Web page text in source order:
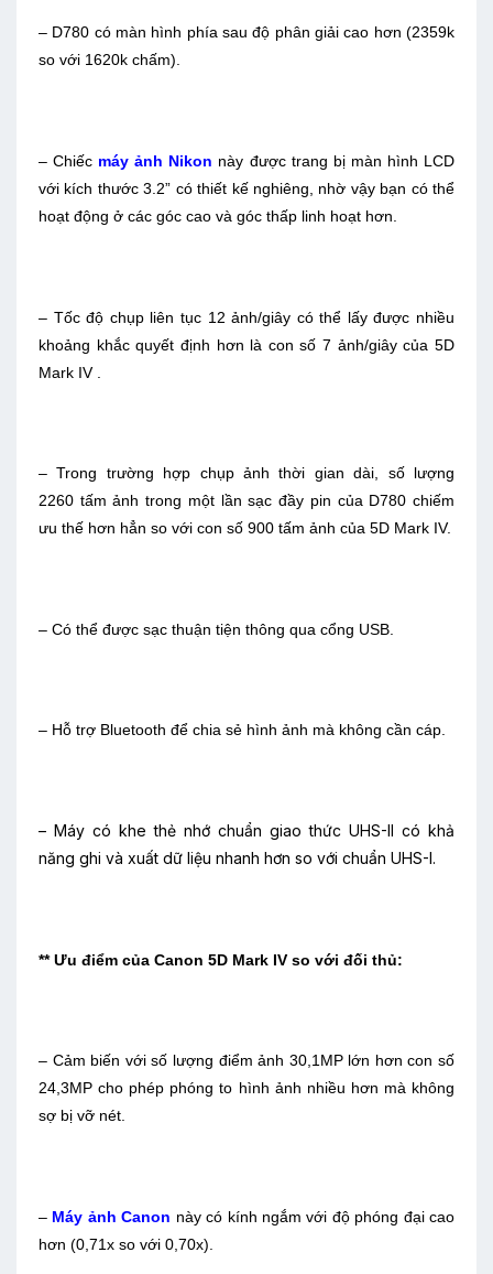
– D780 có màn hình phía sau độ phân giải cao hơn (2359k
so với 1620k chấm).
– Chiếc máy ảnh Nikon này được trang bị màn hình LCD
với kích thước 3.2” có thiết kế nghiêng, nhờ vậy bạn có thể
hoạt động ở các góc cao và góc thấp linh hoạt hơn.
– Tốc độ chụp liên tục 12 ảnh/giây có thể lấy được nhiều
khoảng khắc quyết định hơn là con số 7 ảnh/giây của 5D
Mark IV .
– Trong trường hợp chụp ảnh thời gian dài, số lượng
2260 tấm ảnh trong một lần sạc đầy pin của D780 chiếm
ưu thế hơn hẳn so với con số 900 tấm ảnh của 5D Mark IV.
– Có thể được sạc thuận tiện thông qua cổng USB.
– Hỗ trợ Bluetooth để chia sẻ hình ảnh mà không cần cáp.
– Máy có khe thẻ nhớ chuẩn giao thức UHS-II có khả
năng ghi và xuất dữ liệu nhanh hơn so với chuẩn UHS-I.
** Ưu điểm của Canon 5D Mark IV so với đối thủ:
– Cảm biến với số lượng điểm ảnh 30,1MP lớn hơn con số
24,3MP cho phép phóng to hình ảnh nhiều hơn mà không
sợ bị vỡ nét.
– Máy ảnh Canon này có kính ngắm với độ phóng đại cao
hơn (0,71x so với 0,70x).